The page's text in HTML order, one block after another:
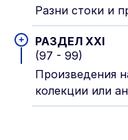
Разни стоки и
+
РАЗДЕЛ XXI
(97 - 99)
Произведения
колекции или